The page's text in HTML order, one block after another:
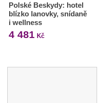
Polské Beskydy: hotel
blízko lanovky, snídaně
i wellness
4 481 Kč